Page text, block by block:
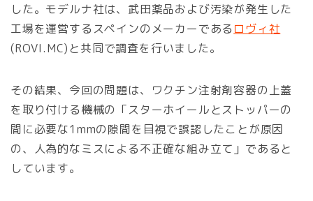
した。モデルナ社は、武田薬品および汚染が発生した
工場を運営するスペインのメーカーであるロヴィ社
(ROVI.MC)と共同で調査を行いました。
その結果、今回の問題は、ワクチン注射剤容器の上蓋
を取り付ける機械の「スターホイールとストッパーの
間に必要な1mmの隙間を目視で誤認したことが原因
の、人為的なミスによる不正確な組み立て」であると
しています。